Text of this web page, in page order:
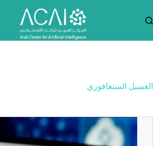
المحتوى
الغسيل السنغافوري